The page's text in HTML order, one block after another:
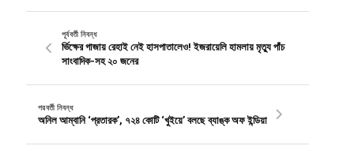
পূর্ববর্তী নিবন্ধ
র্ভিক্ষের গাজায় রেহাই নেই হাসপাতালেও! ইজরায়েলি হামলায় মৃত্যু পাঁচ
সাংবাদিক-সহ ২০ জনের
পরবর্তী নিবন্ধ
অনিল আম্বানি ‘প্রতারক’, ৭২৪ কোটি ‘খুইয়ে’ বলছে ব্যাঙ্ক অফ ইন্ডিয়া